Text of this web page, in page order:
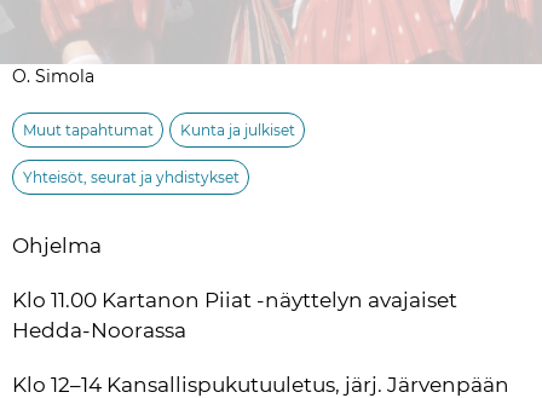
O. Simola
Muut tapahtumat Kunta ja julkiset
Yhteisöt, seurat ja yhdistykset
Ohjelma
Klo 11.00 Kartanon Piiat -näyttelyn avajaiset
Hedda-Noorassa
Klo 12–14 Kansallispukutuuletus, järj. Järvenpään